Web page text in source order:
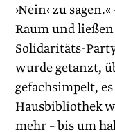
›Nein‹ zu
Raum und
Solidaritäts-
wurde getanzt,
gefachsimpelt,
Hausbibliothek
mehr – bis um